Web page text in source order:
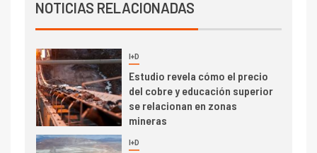
NOTICIAS RELACIONADAS
Cochilco: precio del cobre
de concentrados
5 I+D
Estudio revela cómo el precio
del cobre y educación superior
se relacionan en zonas
mineras
6 I+D